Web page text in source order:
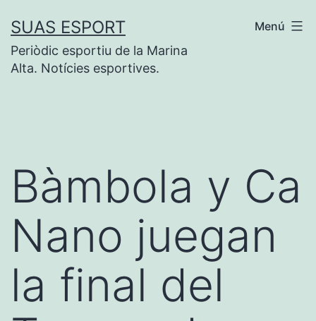
contenido
SUAS ESPORT
Periòdic esportiu de la Marina
Alta. Notícies esportives.
Menú
Bàmbola y Ca
Nano juegan
la final del